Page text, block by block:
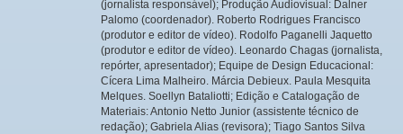
(jornalista responsável); Produção Audiovisual: Dalner
Palomo (coordenador). Roberto Rodrigues Francisco
(produtor e editor de vídeo). Rodolfo Paganelli Jaquetto
(produtor e editor de vídeo). Leonardo Chagas (jornalista,
repórter, apresentador); Equipe de Design Educacional:
Cícera Lima Malheiro. Márcia Debieux. Paula Mesquita
Melques. Soellyn Bataliotti; Edição e Catalogação de
Materiais: Antonio Netto Junior (assistente técnico de
redação); Gabriela Alias (revisora); Tiago Santos Silva